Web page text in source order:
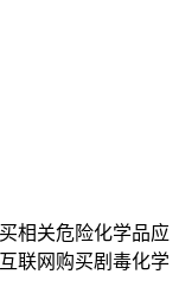
相关危险化学品应
联网购买剧毒化学